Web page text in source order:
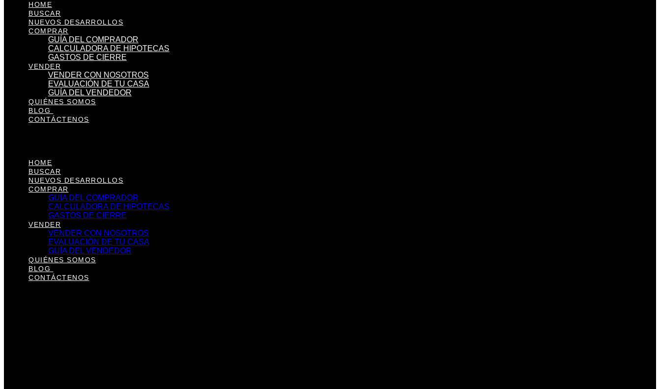
HOME
BUSCAR
NUEVOS DESARROLLOS
COMPRAR
GUÍA DEL COMPRADOR
CALCULADORA DE HIPOTECAS
GASTOS DE CIERRE
VENDER
VENDER CON NOSOTROS
EVALUACIÓN DE TU CASA
GUÍA DEL VENDEDOR
QUIÉNES SOMOS
BLOG
CONTÁCTENOS
HOME
BUSCAR
NUEVOS DESARROLLOS
COMPRAR
GUÍA DEL COMPRADOR
CALCULADORA DE HIPOTECAS
GASTOS DE CIERRE
VENDER
VENDER CON NOSOTROS
EVALUACIÓN DE TU CASA
GUÍA DEL VENDEDOR
QUIÉNES SOMOS
BLOG
CONTÁCTENOS